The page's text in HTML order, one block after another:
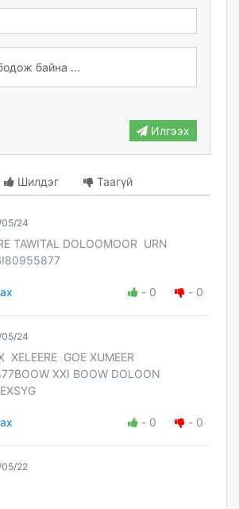
Илгээх
Шилдэг Таагүй
24
TAWITAL DOLOOMOOR URN
- 0 - 0
24
XELEERE GOE XUMEER
XXI BOOW DOLOON
- 0 - 0
22